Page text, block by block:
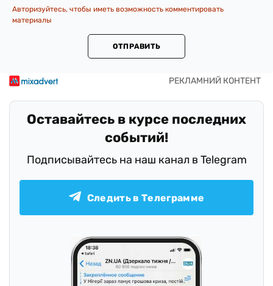
Авторизуйтесь, чтобы иметь возможность комментировать
материалы
ОТПРАВИТЬ
Оставайтесь в курсе последних
событий!
Подписывайтесь на наш канал в Telegram
Следить в Телеграмме